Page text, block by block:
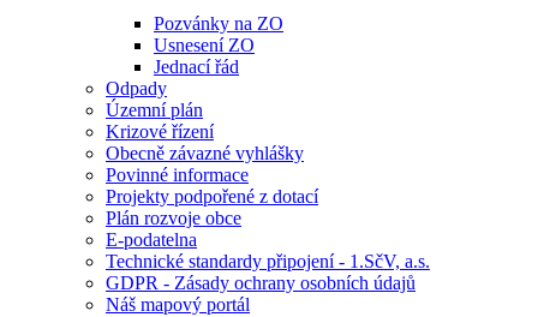
Pozvánky na ZO
Usnesení ZO
Jednací řád
Odpady
Územní plán
Krizové řízení
Obecně závazné vyhlášky
Povinné informace
Projekty podpořené z dotací
Plán rozvoje obce
E-podatelna
Technické standardy připojení - 1.SčV, a.s.
GDPR - Zásady ochrany osobních údajů
Náš mapový portál